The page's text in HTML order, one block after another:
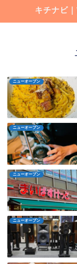
キチナビ
ニューオープン
ニューオープン
ニューオープン
ニューオープン